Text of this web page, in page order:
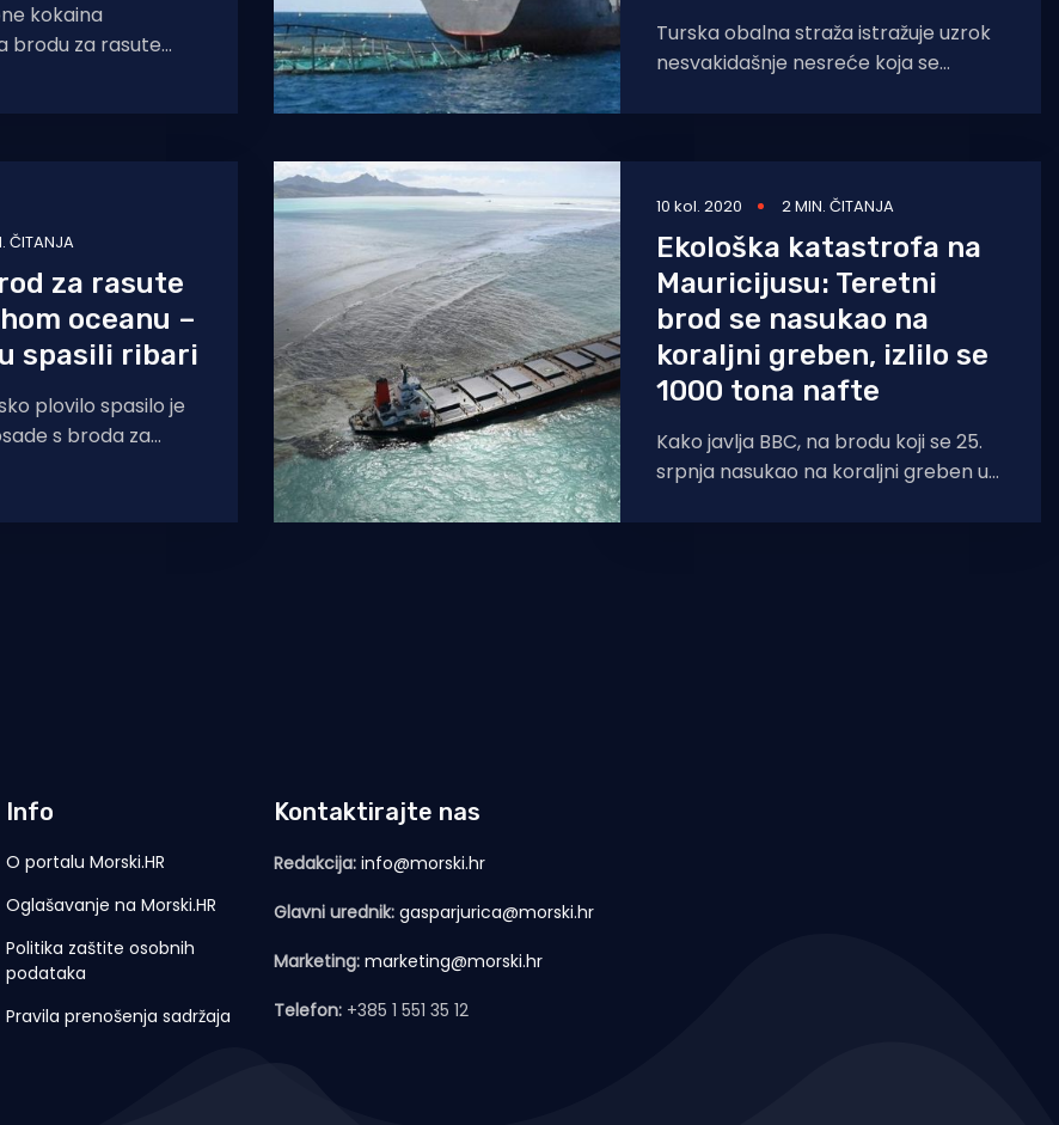
kokaina
brodu za rasute
Turska obalna straža istražuje uzrok
nesvakidašnje nesreće koja se
turske obale, kada je 139
ČITANJA
za rasute
oceanu –
spasili ribari
plovilo spasilo je
s broda za
10 kol. 2020 2 MIN. ČITANJA
Ekološka katastrofa na
Mauricijusu: Teretni
brod se nasukao na
koraljni greben, izlilo se
1000 tona nafte
Kako javlja BBC, na brodu koji se 25.
srpnja nasukao na koraljni greben u
pojavile su
Info
O portalu Morski.HR
Oglašavanje na Morski.HR
Politika zaštite osobnih
podataka
Pravila prenošenja sadržaja
Kontaktirajte nas
Redakcija: info@morski.hr
Glavni urednik: gasparjurica@morski.hr
Marketing: marketing@morski.hr
Telefon: +385 1 551 35 12